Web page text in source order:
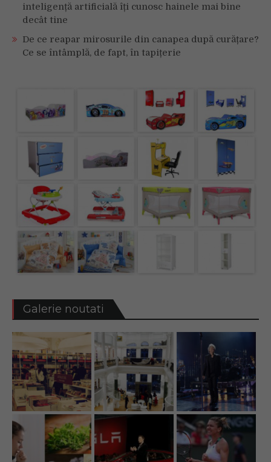
inteligență artificială îți cunosc hainele mai bine
decât tine
De ce reapar mirosurile din canapea după curățare?
Ce se întâmplă, de fapt, în tapițerie
Galerie noutati